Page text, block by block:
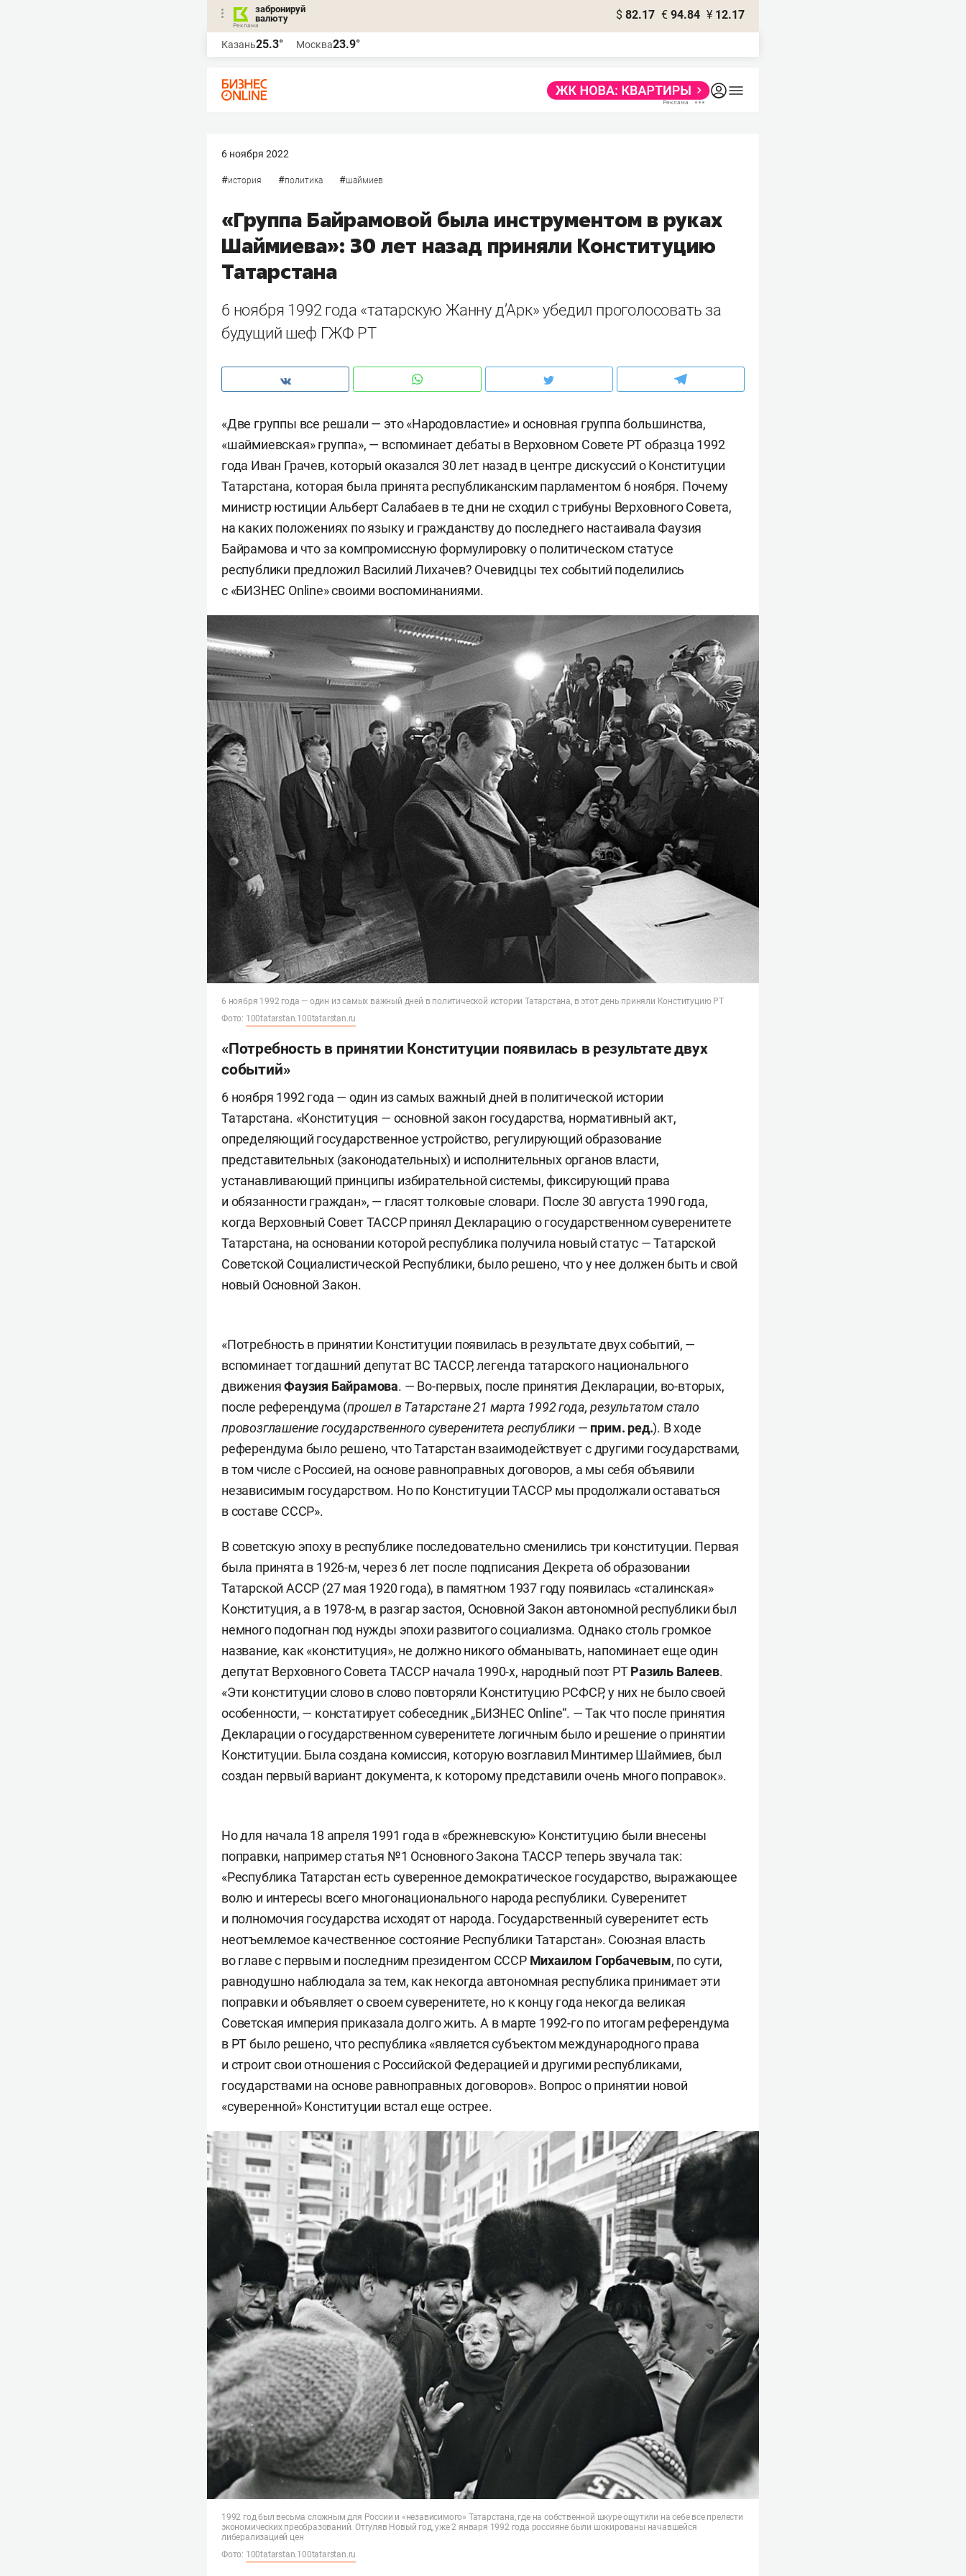
забронируй
валюту
$ 82.17 € 94.84 ¥ 12.17
Казань25.3° Москва23.9°
6 ноября 2022
#история #политика #шаймиев
«Группа Байрамовой была инструментом в руках
Шаймиева»: 30 лет назад приняли Конституцию
Татарстана
6 ноября 1992 года «татарскую Жанну д’Арк» убедил проголосовать за
будущий шеф ГЖФ РТ
«Две группы все решали — это «Народовластие» и основная группа большинства,
«шаймиевская» группа», — вспоминает дебаты в Верховном Совете РТ образца 1992
года Иван Грачев, который оказался 30 лет назад в центре дискуссий о Конституции
Татарстана, которая была принята республиканским парламентом 6 ноября. Почему
министр юстиции Альберт Салабаев в те дни не сходил с трибуны Верховного Совета,
на каких положениях по языку и гражданству до последнего настаивала Фаузия
Байрамова и что за компромиссную формулировку о политическом статусе
республики предложил Василий Лихачев? Очевидцы тех событий поделились
с «БИЗНЕС Online» своими воспоминаниями.
6 ноября 1992 года — один из самых важный дней в политической истории Татарстана, в этот день приняли Конституцию РТ
Фото: 100tatarstan.100tatarstan.ru
«Потребность в принятии Конституции появилась в результате двух
событий»
6 ноября 1992 года — один из самых важный дней в политической истории
Татарстана. «Конституция — основной закон государства, нормативный акт,
определяющий государственное устройство, регулирующий образование
представительных (законодательных) и исполнительных органов власти,
устанавливающий принципы избирательной системы, фиксирующий права
и обязанности граждан», — гласят толковые словари. После 30 августа 1990 года,
когда Верховный Совет ТАССР принял Декларацию о государственном суверенитете
Татарстана, на основании которой республика получила новый статус — Татарской
Советской Социалистической Республики, было решено, что у нее должен быть и свой
новый Основной Закон.
«Потребность в принятии Конституции появилась в результате двух событий, —
вспоминает тогдашний депутат ВС ТАССР, легенда татарского национального
движенияФаузия Байрамова. — Во-первых, после принятия Декларации, во-вторых,
после референдума (прошел в Татарстане21 марта 1992 года, результатом стало
провозглашение государственного суверенитета республики — прим. ред.). В ходе
референдума было решено, что Татарстан взаимодействует с другими государствами,
в том числе с Россией, на основе равноправных договоров, а мы себя объявили
независимым государством. Но по Конституции ТАССР мы продолжали оставаться
в составе СССР».
В советскую эпоху в республике последовательно сменились три конституции. Первая
была принята в 1926-м, через 6 лет после подписания Декрета об образовании
Татарской АССР (27 мая 1920 года), в памятном 1937 году появилась «сталинская»
Конституция, а в 1978-м, в разгар застоя, Основной Закон автономной республики был
немного подогнан под нужды эпохи развитого социализма. Однако столь громкое
название, как «конституция», не должно никого обманывать, напоминает еще один
депутат Верховного Совета ТАССР начала 1990-х, народный поэт РТРазиль Валеев.
«Эти конституции слово в слово повторяли Конституцию РСФСР, у них не было своей
особенности, — констатирует собеседник „БИЗНЕС Online“. — Так что после принятия
Декларации о государственном суверенитете логичным было и решение о принятии
Конституции. Была создана комиссия, которую возглавил Минтимер Шаймиев, был
создан первый вариант документа, к которому представили очень много поправок».
Но для начала 18 апреля 1991 года в «брежневскую» Конституцию были внесены
поправки, например статья №1 Основного Закона ТАССР теперь звучала так:
«Республика Татарстан есть суверенное демократическое государство, выражающее
волю и интересы всего многонационального народа республики. Суверенитет
и полномочия государства исходят от народа. Государственный суверенитет есть
неотъемлемое качественное состояние Республики Татарстан». Союзная власть
во главе с первым и последним президентом СССР Михаилом Горбачевым, по сути,
равнодушно наблюдала за тем, как некогда автономная республика принимает эти
поправки и объявляет о своем суверенитете, но к концу года некогда великая
Советская империя приказала долго жить. А в марте 1992-го по итогам референдума
в РТ было решено, что республика «является субъектом международного права
и строит свои отношения с Российской Федерацией и другими республиками,
государствами на основе равноправных договоров». Вопрос о принятии новой
«суверенной» Конституции встал еще острее.
1992 год был весьма сложным для России и «независимого» Татарстана, где на собственной шкуре ощутили на себе все прелести
экономических преобразований. Отгуляв Новый год, уже 2 января 1992 года россияне были шокированы начавшейся
либерализацией цен
Фото: 100tatarstan.100tatarstan.ru